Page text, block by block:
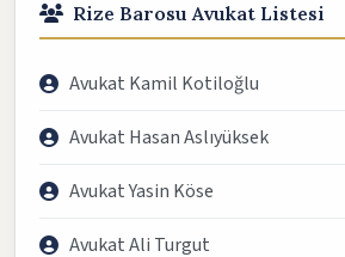
Rize Barosu Avukat Listesi
Avukat Kamil Kotiloğlu
Avukat Hasan Aslıyüksek
Avukat Yasin Köse
Avukat Ali Turgut